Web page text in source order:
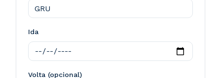
Ida
Volta (opcional)